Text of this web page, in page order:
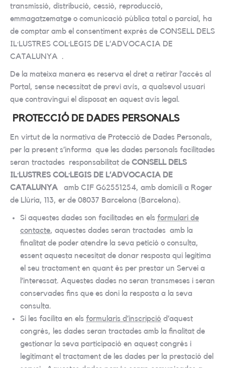
transmissió, distribució, cessió, reproducció,
emmagatzematge o comunicació pública total o parcial, ha
de comptar amb el consentiment exprés de CONSELL DELS
IL·LUSTRES COL·LEGIS DE L’ADVOCACIA DE
CATALUNYA .
De la mateixa manera es reserva el dret a retirar l’accés al
Portal, sense necessitat de previ avís, a qualsevol usuari
que contravingui el disposat en aquest avís legal.
PROTECCIÓ DE DADES PERSONALS
En virtut de la normativa de Protecció de Dades Personals,
per la present s’informa que les dades personals facilitades
seran tractades responsabilitat de CONSELL DELS
IL·LUSTRES COL·LEGIS DE L’ADVOCACIA DE
CATALUNYA amb CIF G62551254, amb domicili a Roger
de Llúria, 113, er de 08037 Barcelona (Barcelona).
Si aquestes dades son facilitades en els formulari de
contacte, aquestes dades seran tractades amb la
finalitat de poder atendre la seva petició o consulta,
essent aquesta necesitat de donar resposta qui legitima
el seu tractament en quant és per prestar un Servei a
l’interessat. Aquestes dades no seran transmeses i seran
conservades fins que es doni la resposta a la seva
consulta.
Si les facilita en els formularis d’inscripció d’aquest
congrés, les dades seran tractades amb la finalitat de
gestionar la seva participació en aquest congrés i
legitimant el tractament de les dades per la prestació del